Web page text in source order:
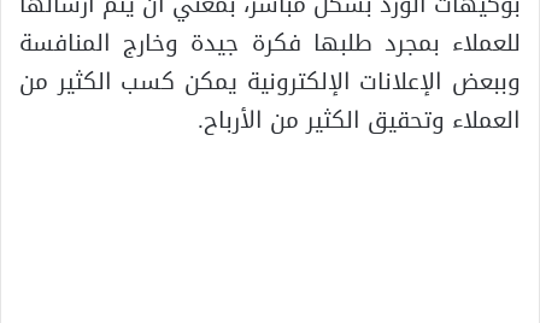
للعملاء بمجرد طلبها فكرة جيدة وخارج المنافسة
وببعض الإعلانات الإلكترونية يمكن كسب الكثير من
العملاء وتحقيق الكثير من الأرباح.